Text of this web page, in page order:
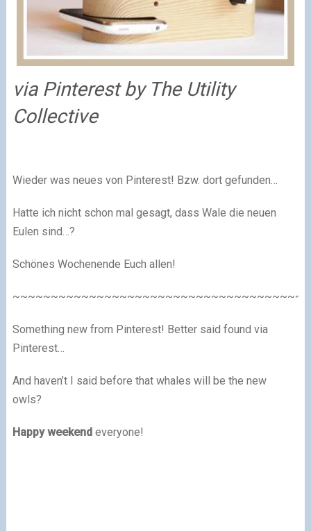
via Pinterest by The Utility
Collective
Wieder was neues von Pinterest! Bzw. dort gefunden…
Hatte ich nicht schon mal gesagt, dass Wale die neuen
Eulen sind…?
Schönes Wochenende Euch allen!
Something new from Pinterest! Better said found via
Pinterest…
And haven’t I said before that whales will be the new
owls?
Happy weekend everyone!